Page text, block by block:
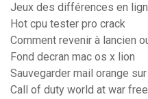
Jeux des différences en
Hot cpu tester pro crack
Comment revenir à lancien
Fond decran mac os x lion
Sauvegarder mail orange
Call of duty world at war free